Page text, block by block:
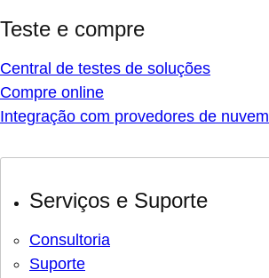
Teste e compre
Central de testes de soluções
Compre online
Integração com provedores de nuvem
Serviços e Suporte
Consultoria
Suporte